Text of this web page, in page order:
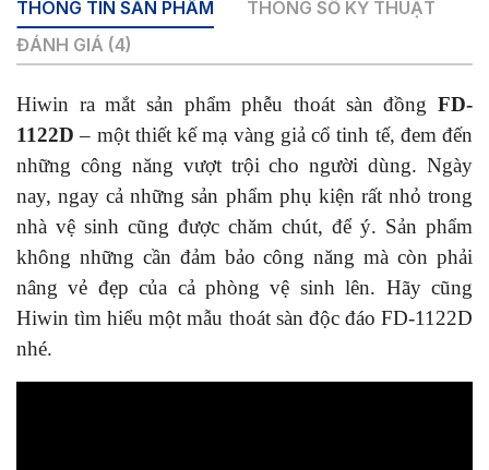
lượng
THÔNG TIN SẢN PHẨM
THÔNG SỐ KỸ THUẬT
ĐÁNH GIÁ (4)
Hiwin ra mắt sản phẩm phễu thoát sàn đồng FD-
1122D – một thiết kế mạ vàng giả cổ tinh tế, đem đến
những công năng vượt trội cho người dùng. Ngày
nay, ngay cả những sản phẩm phụ kiện rất nhỏ trong
nhà vệ sinh cũng được chăm chút, để ý. Sản phẩm
không những cần đảm bảo công năng mà còn phải
nâng vẻ đẹp của cả phòng vệ sinh lên. Hãy cũng
Hiwin tìm hiểu một mẫu thoát sàn độc đáo FD-1122D
nhé.